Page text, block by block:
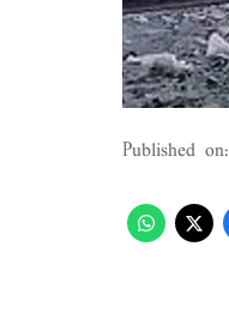
Published on: